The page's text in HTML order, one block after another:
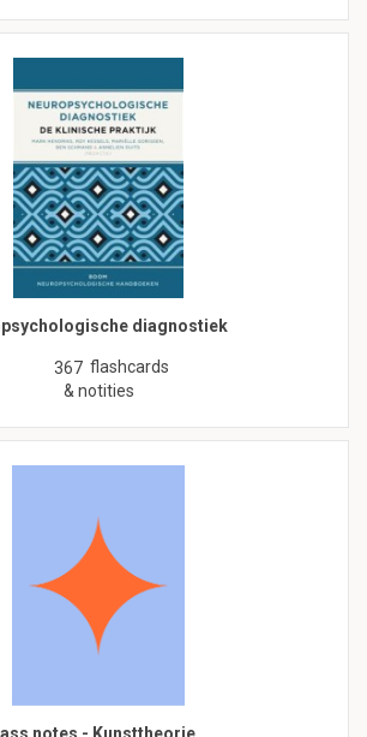
diagnostiek
367 flashcards
& notities